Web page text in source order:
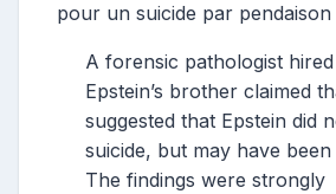
pour un suicide par pendaison
A forensic pathologist
Epstein’s brother claimed
suggested that Epstein did
suicide, but may have been
The findings were strongly